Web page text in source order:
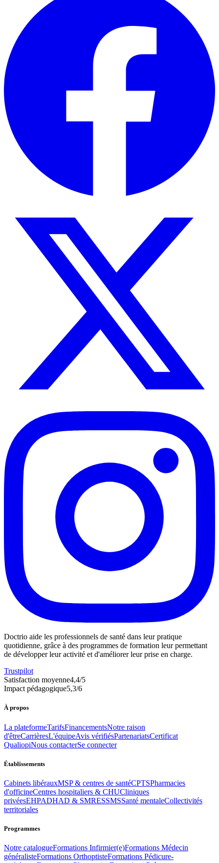
Doctrio aide les professionnels de santé dans leur pratique
quotidienne, grâce à des programmes de formation leur permettant
de développer leur activité et d'améliorer leur prise en charge.
Trustpilot
Satisfaction moyenne4,4/5
Impact pédagogique5,3/6
À propos
La plateformeTarifsFinancementsNotre raison
d'êtreCarrièresL'équipeAvis vérifiésPartenariatsCertificat
QualiopiNous contacterSe connecter
Établissements
Cabinets libérauxMSP & centres de santéCPTSPharmacies
d'officineCentres hospitaliers & CHUCliniques
privéesEHPADHAD & SMRESSMSSanté mentaleCollectivités
territoriales
Programmes
Notre catalogueFormations Infirmier(e)Formations Médecin
généralisteFormations OrthoptisteFormations Pédicure-